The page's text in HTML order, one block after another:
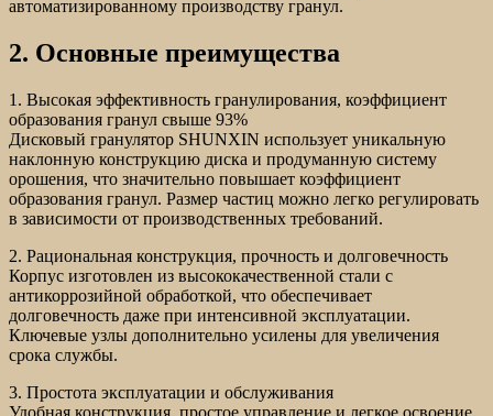
автоматизированному производству гранул.
2. Основные преимущества
1. Высокая эффективность гранулирования, коэффициент
образования гранул свыше 93%
Дисковый гранулятор SHUNXIN использует уникальную
наклонную конструкцию диска и продуманную систему
орошения, что значительно повышает коэффициент
образования гранул. Размер частиц можно легко регулировать
в зависимости от производственных требований.
2. Рациональная конструкция, прочность и долговечность
Корпус изготовлен из высококачественной стали с
антикоррозийной обработкой, что обеспечивает
долговечность даже при интенсивной эксплуатации.
Ключевые узлы дополнительно усилены для увеличения
срока службы.
3. Простота эксплуатации и обслуживания